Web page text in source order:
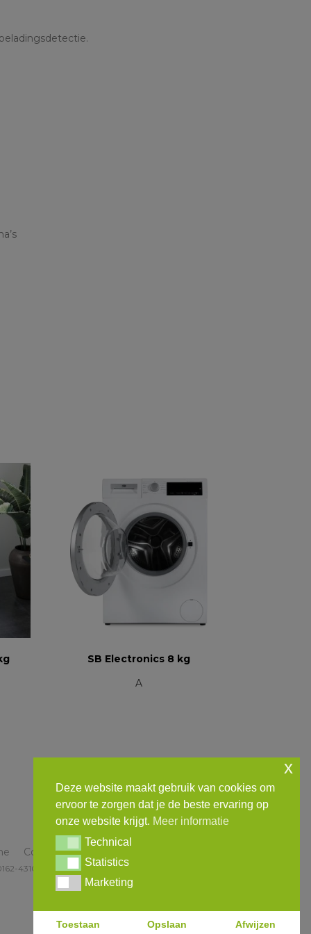
SB Electronics 8 kg
A
Contact Meer informatie
431035 info@theoleenders.nl
Deze website maakt gebruik van cookies om
ervoor te zorgen dat je de beste ervaring op
onze website krijgt. Meer informatie
TechnicalTechnical
StatisticsStatistics
MarketingMarketing
Toestaan Opslaan Afwijzen
x